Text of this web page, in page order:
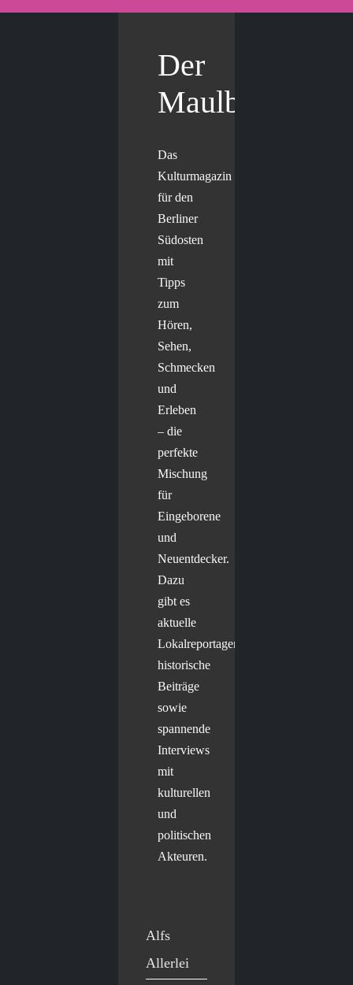
Der
Maulbär
Das
Kulturmagazin
für den
Berliner
Südosten
mit
Tipps
zum
Hören,
Sehen,
Schmecken
und
Erleben
– die
perfekte
Mischung
für
Eingeborene
und
Neuentdecker.
Dazu
gibt es
aktuelle
Lokalreportagen,
historische
Beiträge
sowie
spannende
Interviews
mit
kulturellen
und
politischen
Akteuren.
Alfs
Allerlei